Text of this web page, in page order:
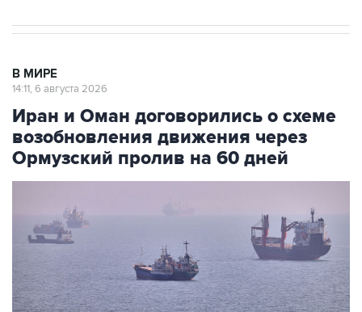
В МИРЕ
14:11, 6 августа 2026
Иран и Оман договорились о схеме
возобновления движения через
Ормузский пролив на 60 дней